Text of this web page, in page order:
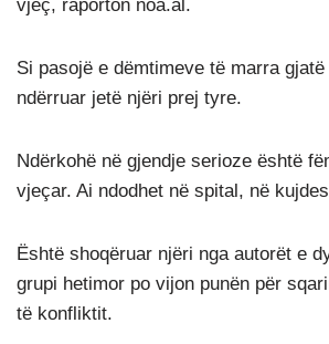
vjeç, raporton noa.al.
Si pasojë e dëmtimeve të marra
ndërruar jetë njëri prej tyre.
Ndërkohë në gjendje serioze është
vjeçar. Ai ndodhet në spital, në
Është shoqëruar njëri nga autorët e
grupi hetimor po vijon punën për
të konfliktit.